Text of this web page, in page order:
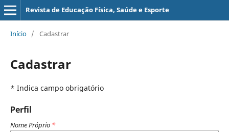
Revista de Educação Física, Saúde e Esporte
Início / Cadastrar
Cadastrar
* Indica campo obrigatório
Perfil
Nome Próprio *